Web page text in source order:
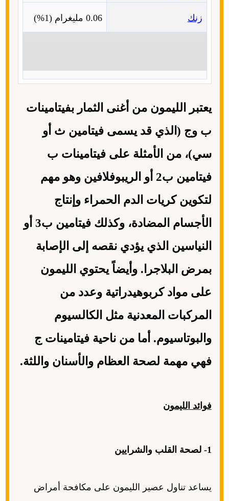
زنك 0.06 مليغرام(1%)
يعتبر الليمون من أغنى الثمار بفيتامينات
ب وج (الذي قد يسمى فيتامين ث أو
سي)، من الأمثلة على فيتامينات ب
فيتامين ب2 أو الريبوفلافين وهو مهم
لتكوين كريات الدم الحمراء وإنتاج
الأجسام المضادة، وكذلك فيتامين ب3 أو
النياسين الذي يؤدي نقصه إلى الإصابة
بمرض البلاجرا. وأيضاً يحتوي الليمون
على مواد كربوهيدراتية وعدد من
المركبات المعدنية مثل الكالسيوم
والبوتاسيوم. أما من ناحية فيتامينات ج
فهي مهمة لصحة العظام والأسنان واللثة.
فوائد الليمون
1- لصحة القلب والشرايين
يساعد تناول عصير الليمون على مكافحة أمراض